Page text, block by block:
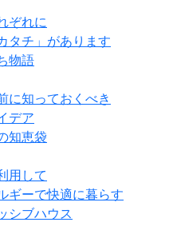
ぞれに
タチ」があります
物語
に知っておくべき
デア
知恵袋
用して
ギーで快適に暮らす
シブハウス